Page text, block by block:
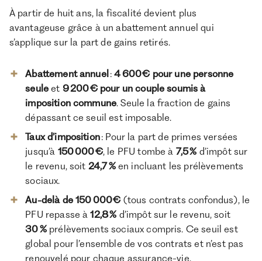
À partir de huit ans, la fiscalité devient plus
avantageuse grâce à un abattement annuel qui
s’applique sur la part de gains retirés.
Abattement annuel :4 600 € pour une personne
seule et 9 200 € pour un couple soumis à
imposition commune. Seule la fraction de gains
dépassant ce seuil est imposable.
Taux d’imposition: Pour la part de primes versées
jusqu’à 150 000 €, le PFU tombe à 7,5 % d’impôt sur
le revenu, soit 24,7 %en incluant les prélèvements
sociaux.
Au-delà de 150 000 €(tous contrats confondus), le
PFU repasse à12,8 % d’impôt sur le revenu, soit
30 %prélèvements sociaux compris. Ce seuil est
global pour l’ensemble de vos contrats et n’est pas
renouvelé pour chaque assurance-vie.